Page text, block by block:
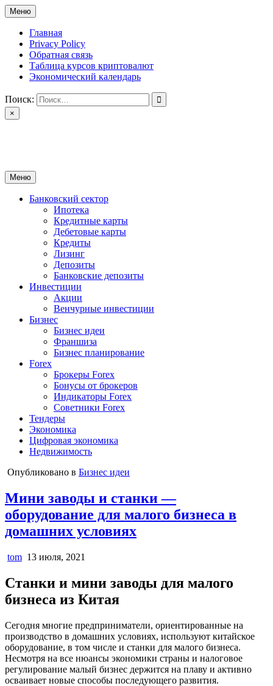
Перейти
к
содержимому
Меню
Главная
Privacy Policy
Обратная связь
Таблица курсов криптовалют
Экономический календарь
Поиск:
×
Меню
Банковский сектор
Ипотека
Кредитные карты
Дебетовые карты
Кредиты
Лизинг
Депозиты
Банковские депозиты
Инвестиции
Акции
Венчурные инвестиции
Бизнес
Бизнес идеи
Франшиза
Бизнес планирование
Forex
Брокеры Forex
Бонусы от брокеров
Индикаторы Forex
Советники Forex
Тендеры
Экономика
Цифровая экономика
Недвижимость
Опубликовано в Бизнес идеи
Мини заводы и станки —
оборудование для малого бизнеса в
домашних условиях
tom 13 июля, 2021
Станки и мини заводы для малого
бизнеса из Китая
Сегодня многие предприниматели, ориентированные на
производство в домашних условиях, используют китайское
оборудование, в том числе и станки для малого бизнеса.
Несмотря на все нюансы экономики страны и налоговое
регулирование малый бизнес держится на плаву и активно
осваивает новые способы последующего развития.